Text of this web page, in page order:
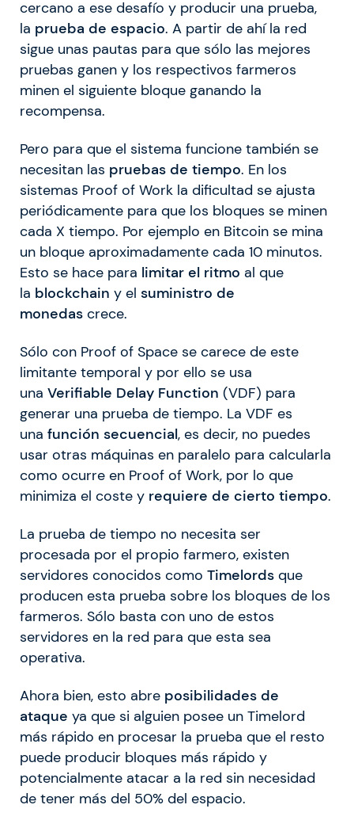
cercano a ese desafío y producir una prueba,
la prueba de espacio. A partir de ahí la red
sigue unas pautas para que sólo las mejores
pruebas ganen y los respectivos farmeros
minen el siguiente bloque ganando la
recompensa.
Pero para que el sistema funcione también se
necesitan las pruebas de tiempo. En los
sistemas Proof of Work la dificultad se ajusta
periódicamente para que los bloques se minen
cada X tiempo. Por ejemplo en Bitcoin se mina
un bloque aproximadamente cada 10 minutos.
Esto se hace para limitar el ritmo al que
la blockchain y el suministro de
monedas crece.
Sólo con Proof of Space se carece de este
limitante temporal y por ello se usa
una Verifiable Delay Function (VDF) para
generar una prueba de tiempo. La VDF es
una función secuencial, es decir, no puedes
usar otras máquinas en paralelo para calcularla
como ocurre en Proof of Work, por lo que
minimiza el coste y requiere de cierto tiempo.
La prueba de tiempo no necesita ser
procesada por el propio farmero, existen
servidores conocidos como Timelords que
producen esta prueba sobre los bloques de los
farmeros. Sólo basta con uno de estos
servidores en la red para que esta sea
operativa.
Ahora bien, esto abre posibilidades de
ataque ya que si alguien posee un Timelord
más rápido en procesar la prueba que el resto
puede producir bloques más rápido y
potencialmente atacar a la red sin necesidad
de tener más del 50% del espacio.